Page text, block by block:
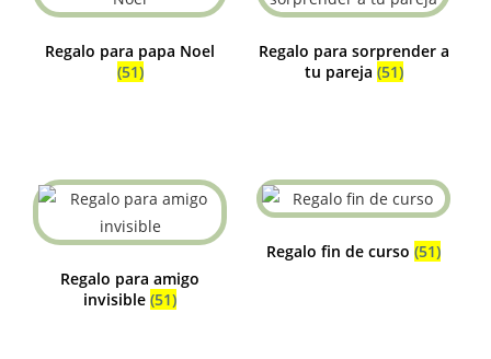
Regalo para papa Noel
(51)
Regalo para sorprender a
tu pareja (51)
Regalo para amigo
invisible (51)
Regalo fin de curso (51)